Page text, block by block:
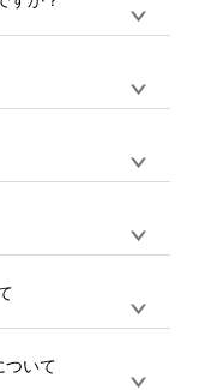
コバッグコンシェル
ご利用ください。製
ど、オンデマンド
することが可能で
/ PNG / AI / PSD /
タの最大サイズ
です。使用できな
。（※ Illustratorか
ません。AIで保存
プロードして下さ
30個以上のご製
トが担当するエコバ
FAX、メールなど
は、製作数量が
ト担当が、デザイ
サー
30個以下の場合
ください)
業者・伝票番号を
ので、直接配送業
願い致します。
大50%)が適用され
入金額の1％が1ポ
ご注文時に1ポイ
だけます。ポイン
地（Tシャツのホ
ついて